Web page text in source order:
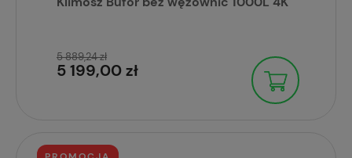
5 199,00 zł
5 889,24 zł